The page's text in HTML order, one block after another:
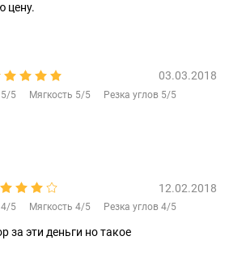
цену.
03.03.2018
5 Мягкость 5/5 Резка углов 5/5
12.02.2018
5 Мягкость 4/5 Резка углов 4/5
за эти деньги но такое